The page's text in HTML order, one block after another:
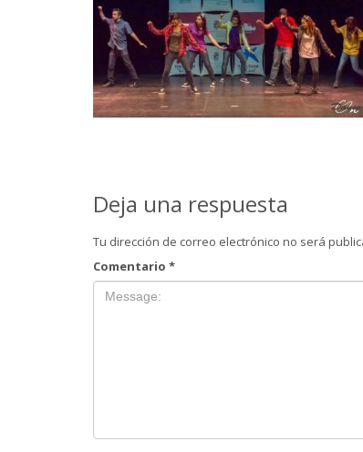
Deja una respuesta
Tu dirección de correo electrónico no será
Comentario *